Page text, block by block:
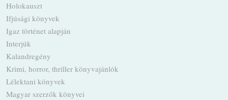
Holokauszt
Ifjúsági könyvek
Igaz történet alapján
Interjúk
Kalandregény
Krimi, horror, thriller könyvajánlók
Lélektani könyvek
Magyar szerzők könyvei